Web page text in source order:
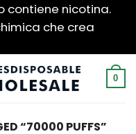
contiene nicotina.
che crea
0
“70000 PUFFS”